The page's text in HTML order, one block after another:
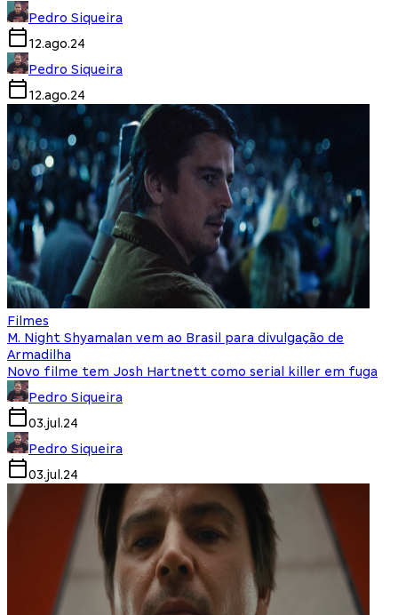
Pedro Siqueira
12.ago.24
Pedro Siqueira
12.ago.24
Filmes
M. Night Shyamalan vem ao Brasil para divulgação de
Armadilha
Novo filme tem Josh Hartnett como serial killer em fuga
Pedro Siqueira
03.jul.24
Pedro Siqueira
03.jul.24